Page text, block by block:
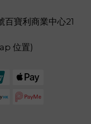
百寶利商業中心21
位置)